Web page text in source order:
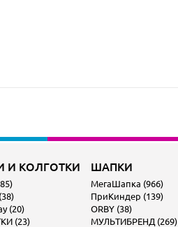
И КОЛГОТКИ
(20)
(23)
ШАПКИ
МегаШапка (966)
ПриКиндер (139)
ORBY (38)
МУЛЬТИБРЕНД (269)